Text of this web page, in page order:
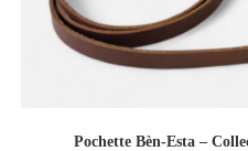
Pochette Bèn-Esta –